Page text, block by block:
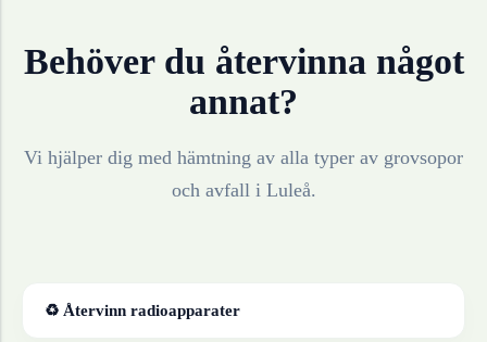
Behöver du återvinna något
annat?
Vi hjälper dig med hämtning av alla typer av grovsopor
och avfall i Luleå.
♻ Återvinn radioapparater